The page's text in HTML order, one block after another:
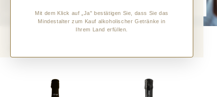
Mit dem Klick auf „Ja" bestätigen Sie, dass Sie das
Mindestalter zum Kauf alkoholischer Getränke in
Ihrem Land erfüllen.